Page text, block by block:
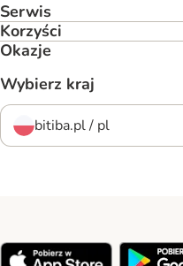
Serwis
Korzyści
Okazje
Wybierz kraj
bitiba.pl / pl